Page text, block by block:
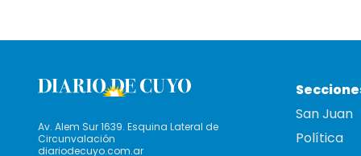
Av. Alem Sur 1639. Esquina Lateral de
Circunvalación
diariodecuyo.com.ar
San Juan
Política